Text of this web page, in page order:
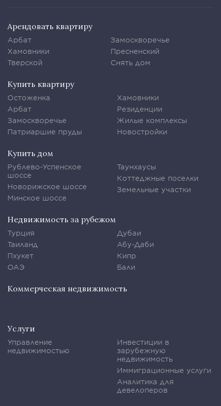
Арендовать квартиру
Арбат
Хамовники
Тверской
Замоскворечье
Пресненский
Снять дом
Купить квартиру
Остоженка
Арбат
Замоскворечье
Патриаршие пруды
Хамовники
Резиденции
Жилые комплексы
Новостройки
Купить дом
Рублево-Успенское
шоссе
Новорижское шоссе
Минское шоссе
Таунхаусы
Коттеджные поселки
Земельные участки
Недвижимость за рубежом
Турция
Таиланд
Пхукет
ОАЭ
Дубаи
Абу-Даби
Кипр
Бали
Коммерческая недвижимость
Услуги
Управление
недвижимостью
Инвестиции в
зарубежную
недвижимость
Иммиграционные услуги
Аналитика для
девелоперов